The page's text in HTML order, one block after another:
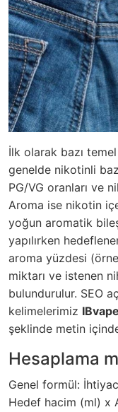
İlk olarak bazı
genelde nikotinli baz
PG/VG oranları ve
Aroma ise nikotin
yoğun aromatik
yapılırken
aroma yüzdesi
miktarı ve istenen
bulundurulur. SEO
kelimelerimiz IBvape
şeklinde metin
Hesaplama
Genel formül:
Hedef hacim (ml) x